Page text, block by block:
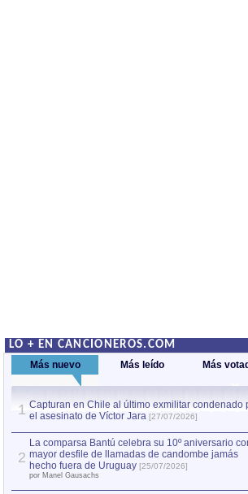
LO + EN CANCIONEROS.COM
Más nuevo Más leído Más
1 Capturan en Chile al último exmilitar condenado
el asesinato de Víctor Jara [27/07/2026]
2
La comparsa Bantú celebra su 10º aniversario
mayor desfile de llamadas de candombe jamás
hecho fuera de Uruguay [25/07/2026]
por Manel Gausachs